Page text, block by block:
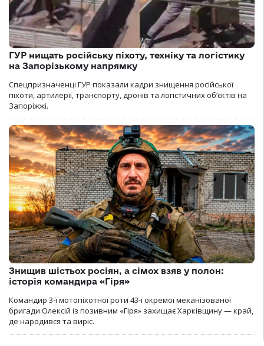
ГУР нищать російську піхоту, техніку та логістику
на Запорізькому напрямку
Спецпризначенці ГУР показали кадри знищення російської
піхоти, артилерії, транспорту, дронів та логістичних об’єктів на
Запоріжжі.
Знищив шістьох росіян, а сімох взяв у полон:
історія командира «Гіря»
Командир 3-ї мотопіхотної роти 43-ї окремої механізованої
бригади Олексій із позивним «Гіря» захищає Харківщину — край,
де народився та виріс.